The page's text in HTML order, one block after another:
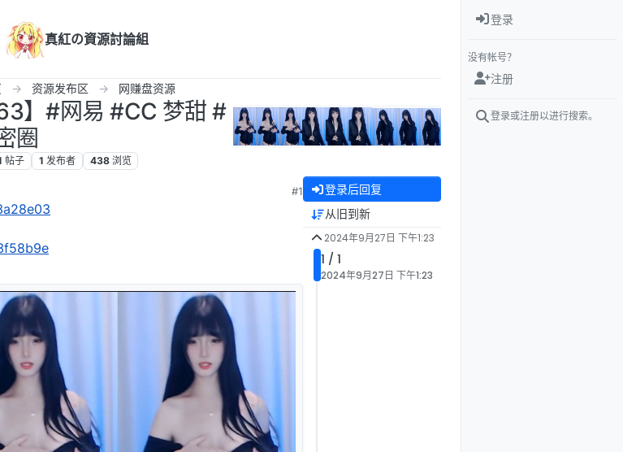
真紅の資源討論組
资源发布区 网赚盘资源
】#网易 #CC 梦甜 #
圈
帖子 1 发布者 438 浏览
#1 登录后回复
从旧到新
2024年9月27日 下午1:23
1 / 1
2024年9月27日 下午1:23
登录
没有帐号？
注册
登录或注册以进行搜索。